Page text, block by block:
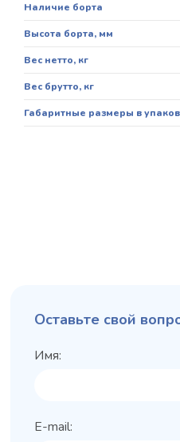
Наличие борта
Высота борта, мм
Вес нетто, кг
Вес брутто, кг
Габаритные размеры в
Оставьте свой
Имя:
E-mail: